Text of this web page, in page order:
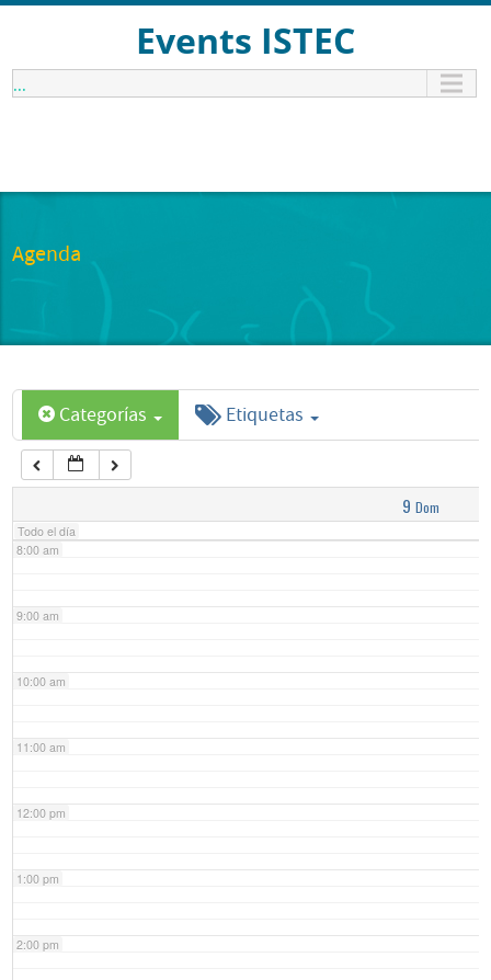
Events ISTEC
...
Agenda
Categorías Etiquetas
9 Dom
Todo el día
1:00 am
6:00 am
7:00 am
8:00 am
9:00 am
10:00 am
11:00 am
12:00 pm
1:00 pm
2:00 pm